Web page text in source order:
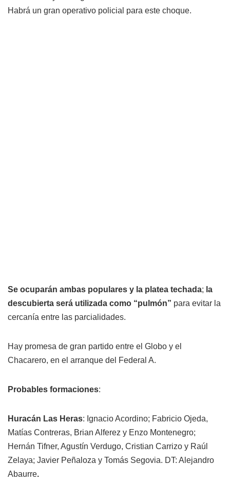
Habrá un gran operativo policial para este choque.
Se ocuparán ambas populares y la platea techada; la
descubierta será utilizada como “pulmón” para evitar la
cercanía entre las parcialidades.
Hay promesa de gran partido entre el Globo y el
Chacarero, en el arranque del Federal A.
Probables formaciones:
Huracán Las Heras: Ignacio Acordino; Fabricio Ojeda,
Matías Contreras, Brian Alferez y Enzo Montenegro;
Hernán Tifner, Agustín Verdugo, Cristian Carrizo y Raúl
Zelaya; Javier Peñaloza y Tomás Segovia. DT: Alejandro
Abaurre.